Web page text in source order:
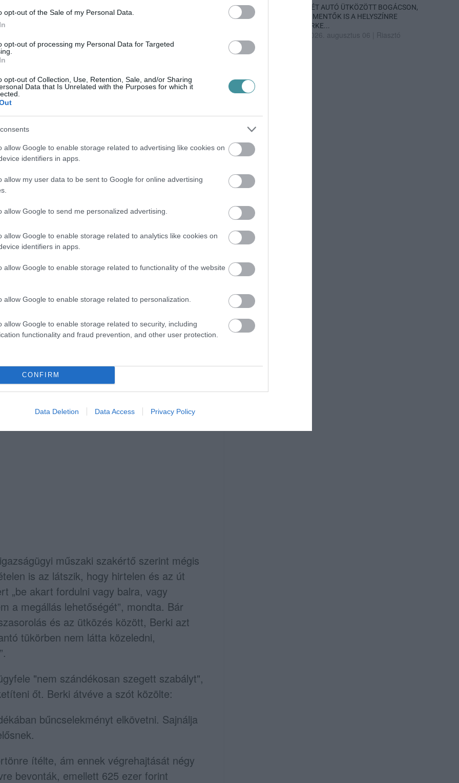
opt-out of the Sale of my Personal Data.
opt-out of processing my Personal Data for Targeted
opt-out of Collection, Use, Retention, Sale, and/or Sharing
Data that Is Unrelated with the Purposes for which it
allow Google to enable storage related to advertising like cookies on
identifiers in apps.
allow my user data to be sent to Google for online advertising
allow Google to send me personalized advertising.
allow Google to enable storage related to analytics like cookies on
identifiers in apps.
allow Google to enable storage related to functionality of the website
allow Google to enable storage related to personalization.
allow Google to enable storage related to security, including
functionality and fraud prevention, and other user protection.
CONFIRM
Data Deletion Data Access Privacy Policy
és jelentős, illetve nagyobb kárt
az esetben is 2 év 6 hónap letöltendő
ha a vádlott beismerte volna a
volna kikerülni a buszt", de az előzés
indexelt, miközben balra húzta a
volna vagy engedett volna el, hanem
pedig a Pünkösdfürdő utcáról jobbra, a
egyenes szakaszon, a záróvonal után
a szakaszon 40 km/óra a megengedett
buszt, majd visszasorolt elé – írja a
műszaki szakértő szerint mégis
is az látszik, hogy hirtelen és az út
„be akart fordulni vagy balra, vagy
a megállás lehetőségét”, mondta. Bár
és az ütközés között, Berki azt
tükörben nem látta közeledni,
"nem szándékosan szegett szabályt",
őt. Berki átvéve a szót közölte:
bűncselekményt elkövetni. Sajnálja
ítélte, ám ennek végrehajtását négy
bevonták, emellett 625 ezer forint
KÉT AUTÓ ÜTKÖZÖTT BOGÁCSON,
A MENTŐK IS A HELYSZÍNRE
ÉRKE...
2026. augusztus 06 Riasztó